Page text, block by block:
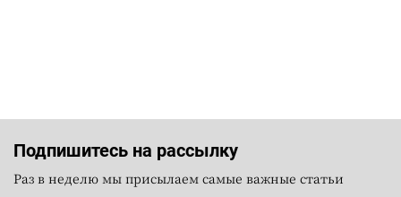
Подпишитесь на рассылку
Раз в неделю мы присылаем самые важные статьи